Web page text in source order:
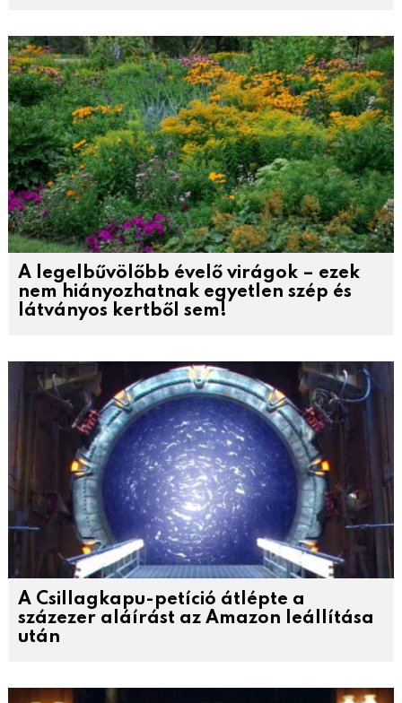
A legelbűvölőbb évelő virágok – ezek
nem hiányozhatnak egyetlen szép és
látványos kertből sem!
A Csillagkapu-petíció átlépte a
százezer aláírást az Amazon leállítása
után